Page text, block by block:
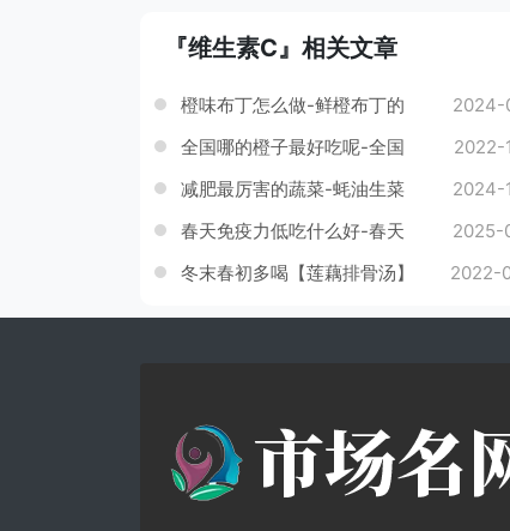
『维生素C』相关文章
橙味布丁怎么做-鲜橙布丁的
做法
2024-
全国哪的橙子最好吃呢-全国
最好吃的橙子
2022-
减肥最厉害的蔬菜-蚝油生菜
的酱汁怎么调
2024-
春天免疫力低吃什么好-春天
免疫力低应该吃什么
2025-
冬末春初多喝【莲藕排骨汤】
清热润肠，补气健脾
2022-